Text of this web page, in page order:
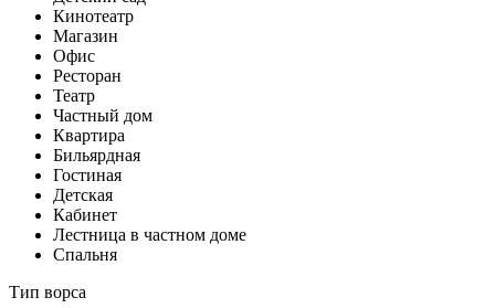
Кинотеатр
Магазин
Офис
Ресторан
Театр
Частный дом
Квартира
Бильярдная
Гостиная
Детская
Кабинет
Лестница в частном доме
Спальня
Тип ворса